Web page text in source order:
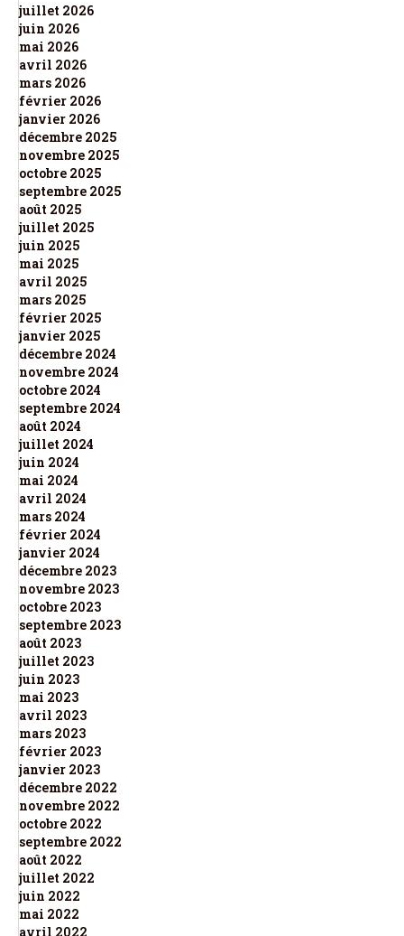
juillet 2026
juin 2026
mai 2026
avril 2026
mars 2026
février 2026
janvier 2026
décembre 2025
novembre 2025
octobre 2025
septembre 2025
août 2025
juillet 2025
juin 2025
mai 2025
avril 2025
mars 2025
février 2025
janvier 2025
décembre 2024
novembre 2024
octobre 2024
septembre 2024
août 2024
juillet 2024
juin 2024
mai 2024
avril 2024
mars 2024
février 2024
janvier 2024
décembre 2023
novembre 2023
octobre 2023
septembre 2023
août 2023
juillet 2023
juin 2023
mai 2023
avril 2023
mars 2023
février 2023
janvier 2023
décembre 2022
novembre 2022
octobre 2022
septembre 2022
août 2022
juillet 2022
juin 2022
mai 2022
avril 2022